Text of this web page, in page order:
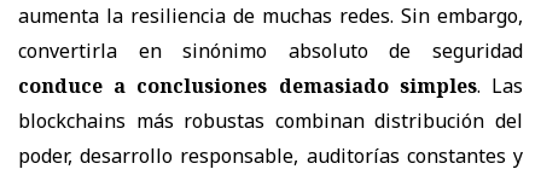
aumenta la resiliencia de muchas redes. Sin embargo,
convertirla en sinónimo absoluto de seguridad
conduce a conclusiones demasiado simples. Las
blockchains más robustas combinan distribución del
poder, desarrollo responsable, auditorías constantes y